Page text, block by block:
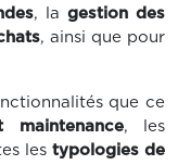
, lagestion des
, ainsi que pour
que ce
, les
les typologies de